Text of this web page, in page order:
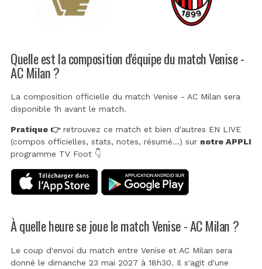
Quelle est la composition d'équipe du match Venise -
AC Milan ?
La composition officielle du match Venise - AC Milan sera
disponible 1h avant le match.
Pratique 👉retrouvez ce match et bien d'autres EN LIVE
(compos officielles, stats, notes, résumé...) sur notre APPLI
programme TV Foot 👇
À quelle heure se joue le match Venise - AC Milan ?
Le coup d'envoi du match entre Venise et AC Milan sera
donné le dimanche 23 mai 2027 à 18h30. Il s'agit d'une